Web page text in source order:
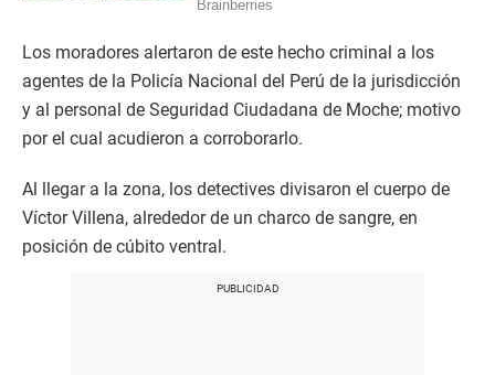
Los moradores alertaron de este hecho criminal a los
agentes de la Policía Nacional del Perú de la jurisdicción
y al personal de Seguridad Ciudadana de Moche; motivo
por el cual acudieron a corroborarlo.
Al llegar a la zona, los detectives divisaron el cuerpo de
Víctor Villena, alrededor de un charco de sangre, en
posición de cúbito ventral.